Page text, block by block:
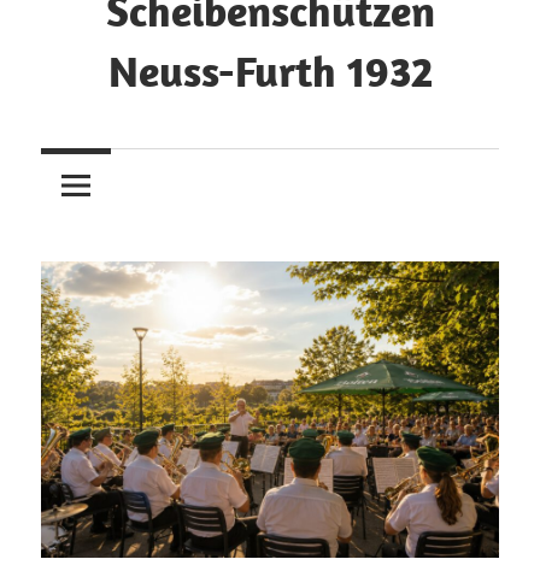
Neuss-Furth 1932
Willkommen!